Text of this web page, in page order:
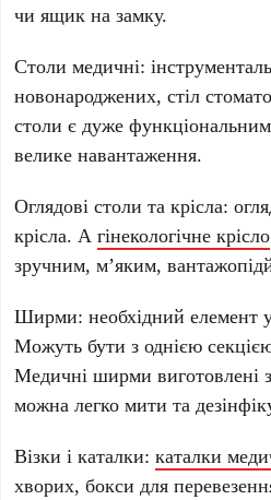
чи ящик на замку.
Столи медичні:
новонароджених, стіл
столи є дуже
велике навантаження.
Оглядові столи та крісла:
крісла. Агінекологічне крісло
зручним, м’яким,
Ширми: необхідний елемент у
Можуть бути з однією
Медичні ширми виготовлені
можна легко мити та
Візки і каталки:каталки
хворих, бокси для